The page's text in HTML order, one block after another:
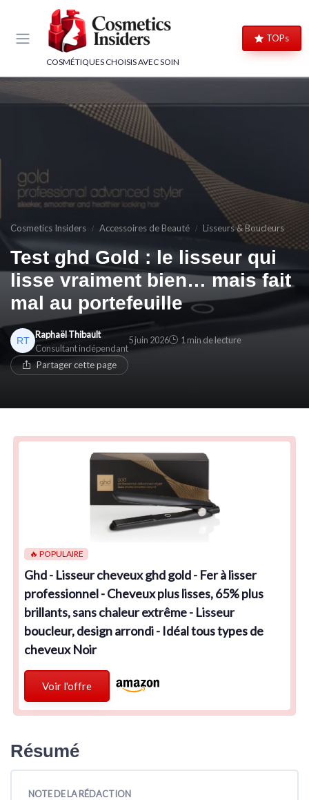
COSMÉTIQUES CHOISIS AVEC SOIN
TOPs
Cosmetics Insiders Accessoires de Beauté Lisseurs & Boucleurs
Test ghd Gold : le lisseur qui
lisse vraiment bien… mais fait
mal au portefeuille
Raphaël Thibault
Consultant indépendant
5 juin 2026 1 min de lecture
Partager cette page
🔥 POPULAIRE
Ghd - Lisseur cheveux ghd gold - Fer à lisser
professionnel - Cheveux plus lisses, 65% plus
brillants, sans chaleur extrême - Lisseur
boucleur, design arrondi - Idéal tous types de
cheveux Noir
Voir l'offre
Résumé
NOTE DE LA RÉDACTION
Panneau de gestion des cookies